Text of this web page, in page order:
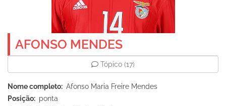
AFONSO MENDES
Tópico (17)
Nome completo
Afonso Maria Freire Mendes
Posição
ponta